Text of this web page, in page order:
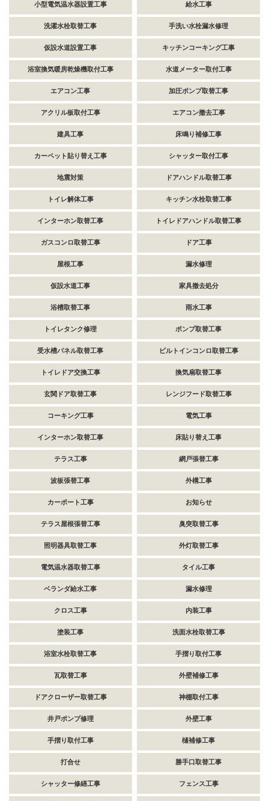
小型電気温水器設置工事 給水工事
洗濯水栓取替工事 手洗い水栓漏水修理
仮設水道設置工事 キッチンコーキング工事
浴室換気暖房乾燥機取付工事 水道メーター取付工事
エアコン工事 加圧ポンプ取替工事
アクリル板取付工事 エアコン撤去工事
建具工事 床鳴り補修工事
カーペット貼り替え工事 シャッター取付工事
地震対策 ドアハンドル取替工事
トイレ解体工事 キッチン水栓取替工事
インターホン取替工事 トイレドアハンドル取替工事
ガスコンロ取替工事 ドア工事
屋根工事 漏水修理
仮設水道工事 家具撤去処分
浴槽取替工事 雨水工事
トイレタンク修理 ポンプ取替工事
受水槽パネル取替工事 ビルトインコンロ取替工事
トイレドア交換工事 換気扇取替工事
玄関ドア取替工事 レンジフード取替工事
コーキング工事 電気工事
インターホン取替工事 床貼り替え工事
テラス工事 網戸張替工事
波板張替工事 外構工事
カーポート工事 お知らせ
テラス屋根張替工事 臭突取替工事
照明器具取替工事 外灯取替工事
電気温水器取替工事 タイル工事
ベランダ給水工事 漏水修理
クロス工事 内装工事
塗装工事 洗面水栓取替工事
浴室水栓取替工事 手摺り取付工事
瓦取替工事 外壁補修工事
ドアクローザー取替工事 神棚取付工事
井戸ポンプ修理 外壁工事
手摺り取付工事 樋補修工事
打合せ 勝手口取替工事
シャッター修繕工事 フェンス工事